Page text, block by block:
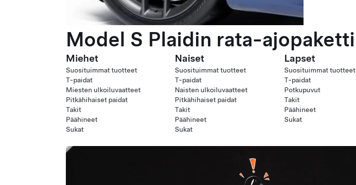
Model S Plaidin rata-ajopaketti
Miehet
Suosituimmat tuotteet
T-paidat
Miesten ulkoiluvaatteet
Pitkähihaiset paidat
Takit
Päähineet
Sukat
Naiset
Suosituimmat tuotteet
T-paidat
Naisten ulkoiluvaatteet
Pitkähihaiset paidat
Takit
Päähineet
Sukat
Lapset
Suosituimmat tuotteet
T-paidat
Potkupuvut
Takit
Päähineet
Sukat